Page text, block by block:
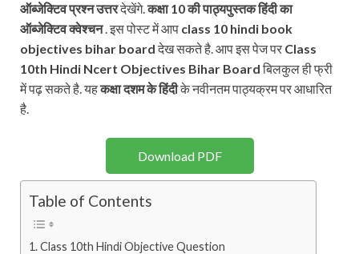
ऑब्जेक्टिव प्रश्नउत्तरदेखेंगे.कक्षा 10 की पाठ्यपुस्तकहिंदी का
ऑब्जेक्टिव क्वेश्चन. इस पोस्ट में आप class 10 hindi book
objectives bihar boardदेख सकते है. आप इस पेज पर Class
10th Hindi Ncert Objectives Bihar Boardबिलकुल ही फ्री
में पढ़ सकते है. यहकक्षा दशम के हिंदीके नवीनतम पाठ्यक्रम पर आधारित
है.
Download PDF
Table of Contents
Class 10th Hindi Objective Question